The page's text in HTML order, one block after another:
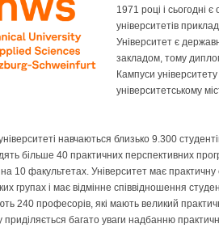
1971 році і сьогодні
університетів
Університет є
закладом, тому
Кампуси
університетському
навчаються близько 9.300
більше 40 практичних перспективних
10 факультетах. Університет має
групах і має відмінне співвідношення
240 професорів, які мають великий
приділяється багато уваги надбанню